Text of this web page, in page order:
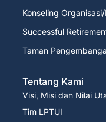
Konseling
Successful
Taman
Tentang Kami
Visi, Misi dan Nilai
Tim LPTUI